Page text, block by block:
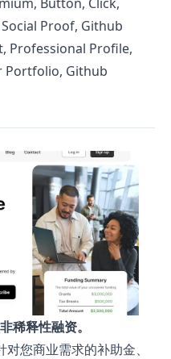
Proof, Github
Professional Profile,
Portfolio, Github
稀释性融资。
您商业需求的补助金、